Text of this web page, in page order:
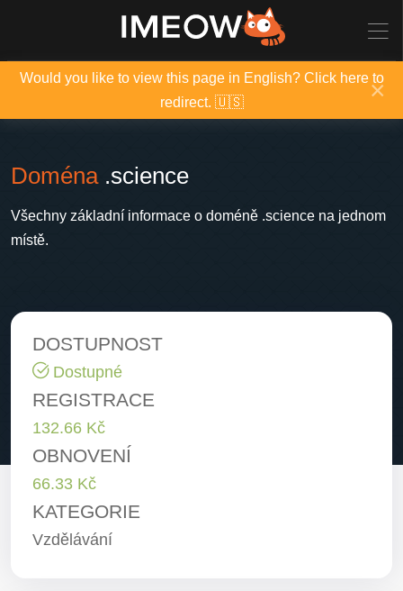
Would you like to view this page in English? Click here to
redirect. 🇺🇸
×
Doména.science
Všechny základní informace o doméně .science na jednom
místě.
DOSTUPNOST
Dostupné
REGISTRACE
132.66 Kč
OBNOVENÍ
66.33 Kč
KATEGORIE
Vzdělávání